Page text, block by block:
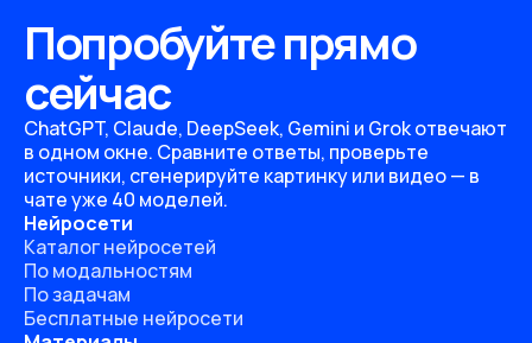
Попробуйте прямо
сейчас
ChatGPT, Claude, DeepSeek, Gemini и Grok отвечают
в одном окне. Сравните ответы, проверьте
источники, сгенерируйте картинку или видео — в
чате уже 40 моделей.
Нейросети
Каталог нейросетей
По модальностям
По задачам
Бесплатные нейросети